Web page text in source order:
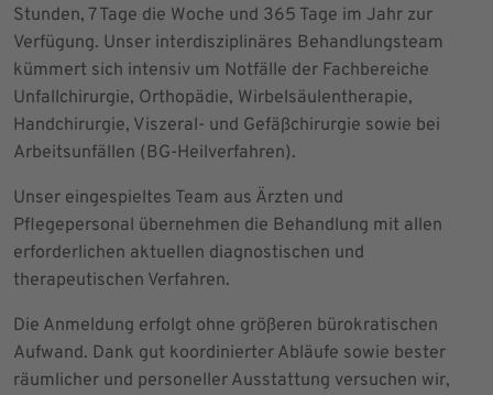
Stunden, 7 Tage die Woche und 365 Tage im Jahr zur
Verfügung. Unser interdisziplinäres Behandlungsteam
kümmert sich intensiv um Notfälle der Fachbereiche
Unfallchirurgie, Orthopädie, Wirbelsäulentherapie,
Handchirurgie, Viszeral- und Gefäßchirurgie sowie bei
Arbeitsunfällen (BG-Heilverfahren).
Unser eingespieltes Team aus Ärzten und
Pflegepersonal übernehmen die Behandlung mit allen
erforderlichen aktuellen diagnostischen und
therapeutischen Verfahren.
Die Anmeldung erfolgt ohne größeren bürokratischen
Aufwand. Dank gut koordinierter Abläufe sowie bester
räumlicher und personeller Ausstattung versuchen wir,